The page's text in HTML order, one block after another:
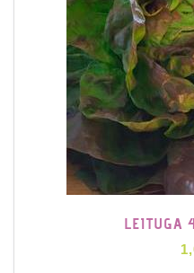
LEITUGA